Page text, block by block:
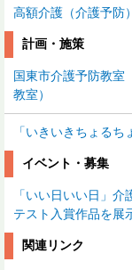
高額介護（介護予防
計画・施策
国東市介護予防教室
教室）
「いきいきちょるち
イベント・募集
「いい日いい日」
テスト入賞作品を展
関連リンク